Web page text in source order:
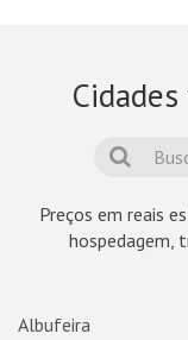
Preços em reais
hospedagem,
Albufeira